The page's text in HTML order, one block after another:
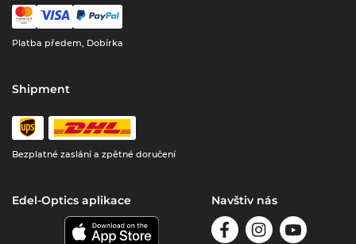
Platba předem, Dobírka
Shipment
Bezplatné zaslání a zpětné doručení
Edel-Optics aplikace Navštiv nás